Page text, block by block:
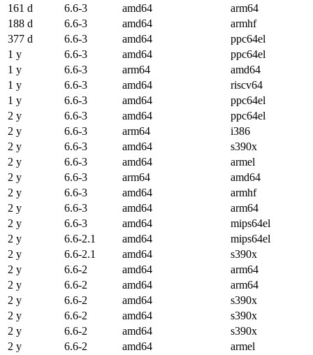
161 d
6.6-3 amd64
arm64
188 d
6.6-3 amd64
armhf
377 d
6.6-3 amd64
ppc64el
1 y
6.6-3 amd64
ppc64el
1 y
6.6-3 arm64
amd64
1 y
6.6-3 amd64
riscv64
1 y
6.6-3 amd64
ppc64el
2 y
6.6-3 amd64
ppc64el
2 y
6.6-3 arm64
i386
2 y
6.6-3 amd64
s390x
2 y
6.6-3 amd64
armel
2 y
6.6-3 arm64
amd64
2 y
6.6-3 amd64
armhf
2 y
6.6-3 amd64
arm64
2 y
6.6-3 amd64
mips64el
2 y
6.6-2.1 amd64
mips64el
2 y
6.6-2.1 amd64
s390x
2 y
6.6-2 amd64
arm64
2 y
6.6-2 amd64
arm64
2 y
6.6-2 amd64
s390x
2 y
6.6-2 amd64
s390x
2 y
6.6-2 amd64
s390x
2 y
6.6-2 amd64
armel